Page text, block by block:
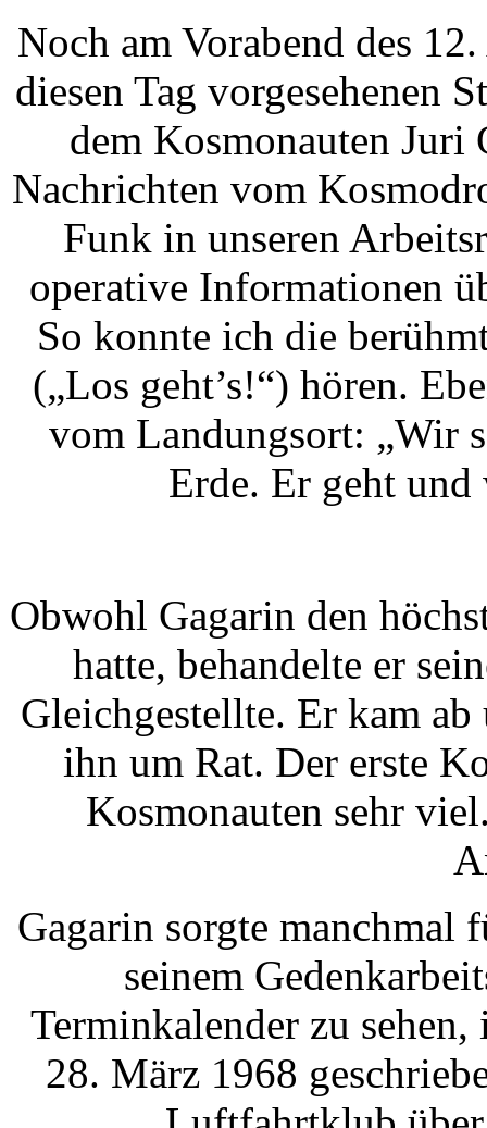
Noch am Vorabend des
diesen Tag vorgesehenen
dem Kosmonauten Juri
Nachrichten vom
Funk in unseren
operative Informationen
So konnte ich die
(„Los geht’s!“) hören.
vom Landungsort: „Wir
Erde. Er geht
Obwohl Gagarin den
hatte, behandelte er
Gleichgestellte. Er kam
ihn um Rat. Der erste
Kosmonauten sehr
Gagarin sorgte manchmal
seinem
Terminkalender zu sehen,
28. März 1968